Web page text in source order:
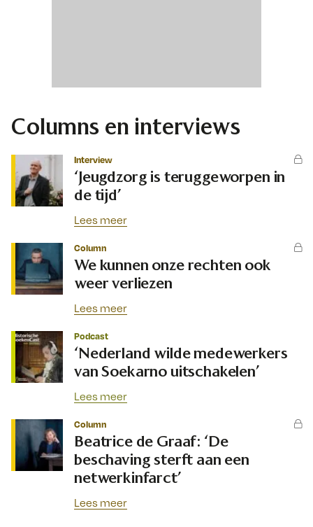
Columns en interviews
Interview
‘Jeugdzorg is teruggeworpen in
de tijd’
Lees meer
Column
We kunnen onze rechten ook
weer verliezen
Lees meer
Podcast
‘Nederland wilde medewerkers
van Soekarno uitschakelen’
Lees meer
Column
Beatrice de Graaf: ‘De
beschaving sterft aan een
netwerkinfarct’
Lees meer